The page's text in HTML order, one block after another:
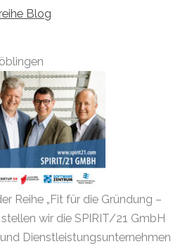
Blog
Reihe „Fit für die Gründung –
wir die SPIRIT/21 GmbH
Dienstleistungsunternehmen